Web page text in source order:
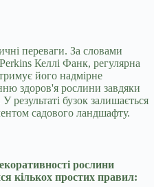
переваги. За словами
Келлі Фанк, регулярна
його надмірне
здоров'я рослини завдяки
результаті бузок залишається
садового ландшафту.
рослини
кількох простих правил: